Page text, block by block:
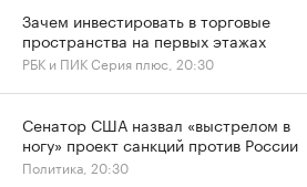
Зачем инвестировать в торговые
пространства на первых этажах
РБК и ПИК Серия плюс, 20:30
Сенатор США назвал «выстрелом в
ногу» проект санкций против России
Политика, 20:30